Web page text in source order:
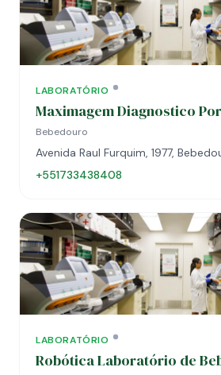
LABORATÓRIO
Maximagem Diagnostico
Bebedouro
Avenida Raul Furquim, 1977,
+551733438408
LABORATÓRIO
Robótica Laboratório de